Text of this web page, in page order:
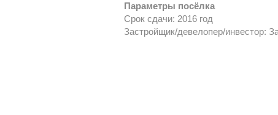
Параметры посёлка
Срок сдачи: 2016 год
Застройщик/девелопер/инвестор: